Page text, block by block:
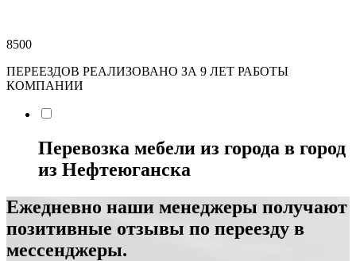
8500
ПЕРЕЕЗДОВ РЕАЛИЗОВАНО ЗА 9 ЛЕТ РАБОТЫ
КОМПАНИИ
Перевозка мебели из города в город
из Нефтеюганска
Ежедневно наши менеджеры получают
позитивные отзывы по переезду в
мессенджеры.